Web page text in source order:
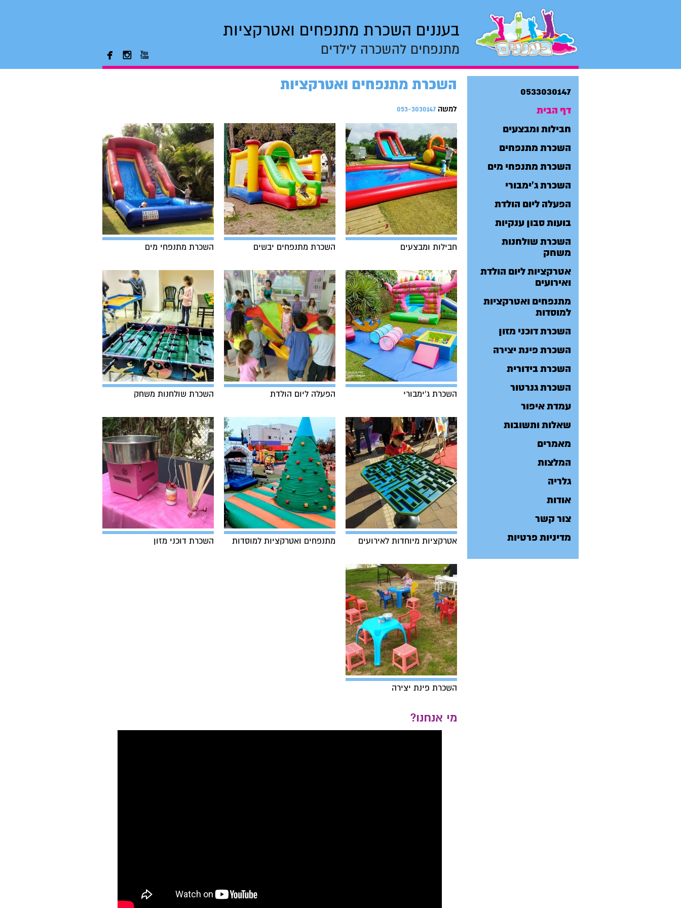
בעננים השכרת מתנפחים ואטרקציות
מתנפחים להשכרה לילדים   
0533030147
דף הבית
חבילות ומבצעים
השכרת מתנפחים
השכרת מתנפחי מים
השכרת ג'ימבורי
הפעלה ליום הולדת
בועות סבון ענקיות
השכרת שולחנות
משחק
אטרקציות ליום הולדת
ואירועים
מתנפחים ואטרקציות
למוסדות
השכרת דוכני מזון
השכרת פינת יצירה
השכרת בידורית
השכרת גנרטור
עמדת איפור
שאלות ותשובות
מאמרים
המלצות
גלריה
אודות
צור קשר
מדיניות פרטיות
השכרת מתנפחים ואטרקציות
למשה 053-3030147
חבילות ומבצעים השכרת מתנפחים יבשים השכרת מתנפחי מים
השכרת ג'ימבורי הפעלה ליום הולדת השכרת שולחנות משחק
אטרקציות מיוחדות לאירועים מתנפחים ואטרקציות למוסדות השכרת דוכני מזון
השכרת פינת יצירה
מי אנחנו?